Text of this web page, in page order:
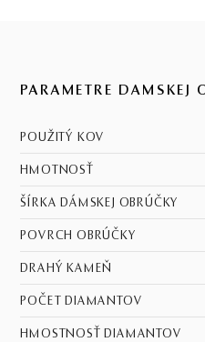
PARAMETRE DÁMSKEJ
POUŽITÝ KOV
HMOTNOSŤ
ŠÍRKA DÁMSKEJ OBRÚČKY
POVRCH OBRÚČKY
DRAHÝ KAMEŇ
POČET DIAMANTOV
HMOSTNOSŤ DIAMANTOV